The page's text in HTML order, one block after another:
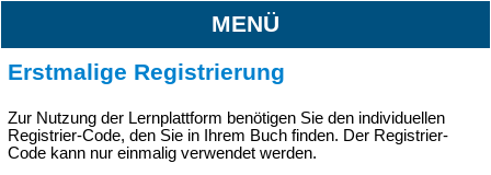
MENÜ
Erstmalige Registrierung
Zur Nutzung der Lernplattform benötigen Sie den individuellen
Registrier-Code, den Sie in Ihrem Buch finden. Der Registrier-
Code kann nur einmalig verwendet werden.